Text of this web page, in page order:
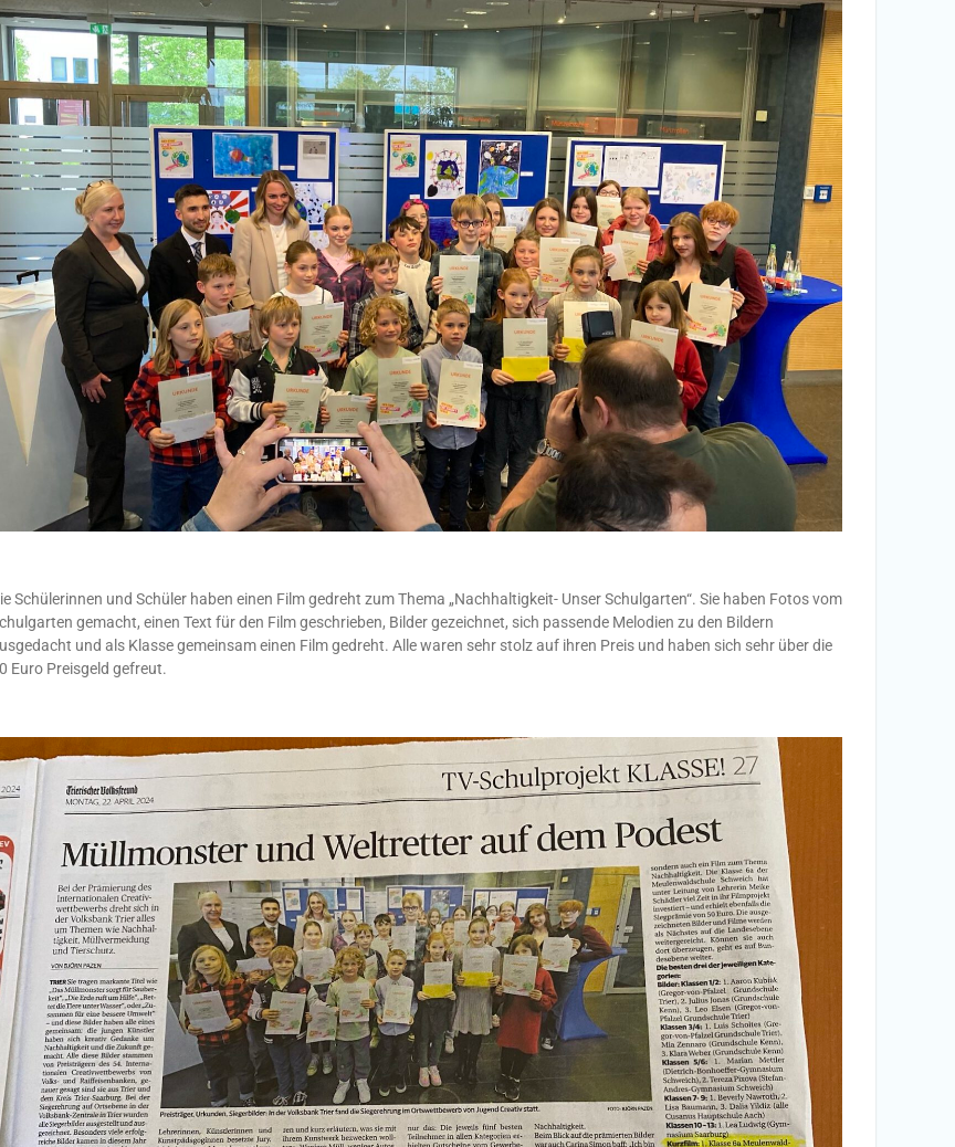
Schülerinnen und Schüler haben einen Film gedreht zum Thema „Nachhaltigkeit- Unser Schulgarten“. Sie haben Fotos vom
gemacht, einen Text für den Film geschrieben, Bilder gezeichnet, sich passende Melodien zu den Bildern
und als Klasse gemeinsam einen Film gedreht. Alle waren sehr stolz auf ihren Preis und haben sich sehr über die
Euro Preisgeld gefreut.